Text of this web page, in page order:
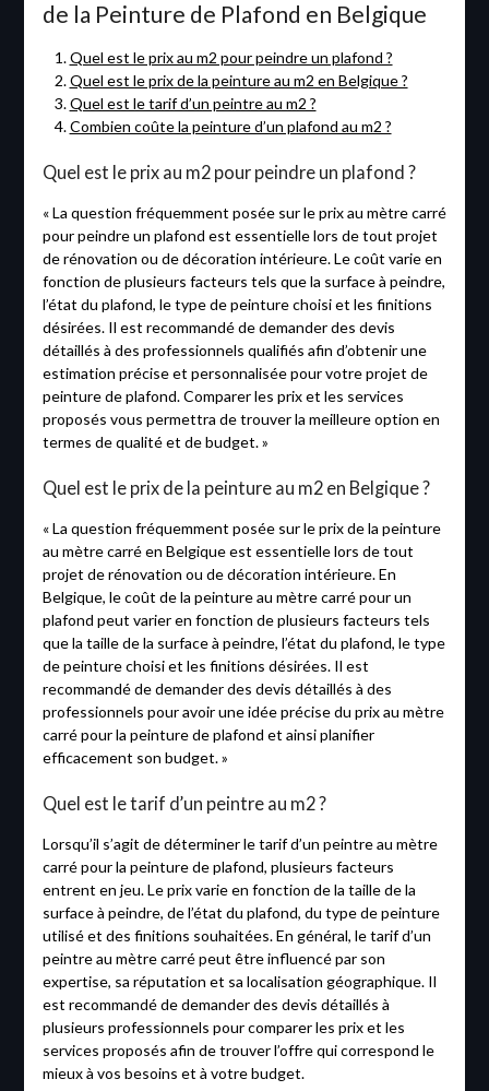
de la Peinture de Plafond en Belgique
Quel est le prix au m2 pour peindre un plafond ?
Quel est le prix de la peinture au m2 en Belgique ?
Quel est le tarif d’un peintre au m2 ?
Combien coûte la peinture d’un plafond au m2 ?
Quel est le prix au m2 pour peindre un plafond ?
« La question fréquemment posée sur le prix au mètre carré
pour peindre un plafond est essentielle lors de tout projet
de rénovation ou de décoration intérieure. Le coût varie en
fonction de plusieurs facteurs tels que la surface à peindre,
l’état du plafond, le type de peinture choisi et les finitions
désirées. Il est recommandé de demander des devis
détaillés à des professionnels qualifiés afin d’obtenir une
estimation précise et personnalisée pour votre projet de
peinture de plafond. Comparer les prix et les services
proposés vous permettra de trouver la meilleure option en
termes de qualité et de budget. »
Quel est le prix de la peinture au m2 en Belgique ?
« La question fréquemment posée sur le prix de la peinture
au mètre carré en Belgique est essentielle lors de tout
projet de rénovation ou de décoration intérieure. En
Belgique, le coût de la peinture au mètre carré pour un
plafond peut varier en fonction de plusieurs facteurs tels
que la taille de la surface à peindre, l’état du plafond, le type
de peinture choisi et les finitions désirées. Il est
recommandé de demander des devis détaillés à des
professionnels pour avoir une idée précise du prix au mètre
carré pour la peinture de plafond et ainsi planifier
efficacement son budget. »
Quel est le tarif d’un peintre au m2 ?
Lorsqu’il s’agit de déterminer le tarif d’un peintre au mètre
carré pour la peinture de plafond, plusieurs facteurs
entrent en jeu. Le prix varie en fonction de la taille de la
surface à peindre, de l’état du plafond, du type de peinture
utilisé et des finitions souhaitées. En général, le tarif d’un
peintre au mètre carré peut être influencé par son
expertise, sa réputation et sa localisation géographique. Il
est recommandé de demander des devis détaillés à
plusieurs professionnels pour comparer les prix et les
services proposés afin de trouver l’offre qui correspond le
mieux à vos besoins et à votre budget.